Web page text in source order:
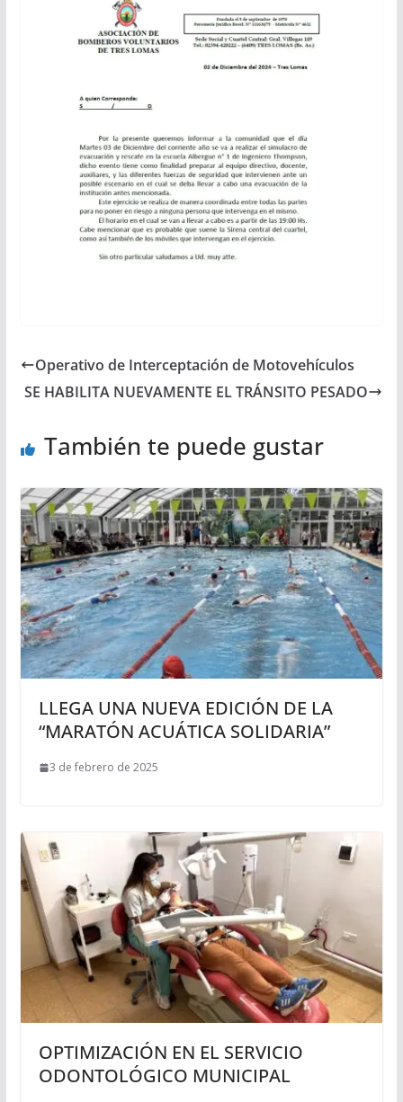
Operativo de Interceptación de Motovehículos
SE HABILITA NUEVAMENTE EL TRÁNSITO PESADO
También te puede gustar
LLEGA UNA NUEVA EDICIÓN DE LA
“MARATÓN ACUÁTICA SOLIDARIA”
3 de febrero de 2025
OPTIMIZACIÓN EN EL SERVICIO
ODONTOLÓGICO MUNICIPAL